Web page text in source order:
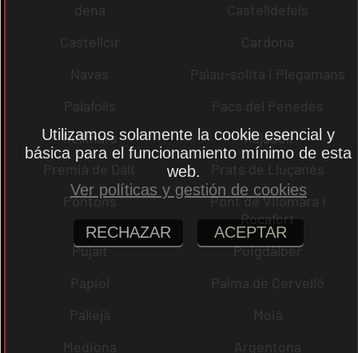
dena
Castelldefels
Castellcir
Cardona
Navas
Palau-solità i Plegamans
Palafolls
Pacs del Penedès
Rellinars
Rajadell
Premià de Dalt
Prats de Lluçanès
Pontons
Pont de Vilomara i
Rocafort
Pujalt
Puigdàlber
Papiol
Palma de Cervelló
Pallejà
Moià
Mediona
Argentona
Utilizamos solamente la cookie esencial y
básica para el funcionamiento mínimo de esta
web.
Ver políticas y gestión de cookies
RECHAZAR ACEPTAR